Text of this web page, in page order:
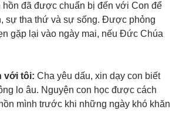
hồn đã được chuẩn bị đến với Con để
sự tha thứ và sự sống. Được phỏng
gặp lại vào ngày mai, nếu Đức Chúa
với tôi: Cha yêu dấu, xin dạy con biết
lo âu. Nguyện con học được cách
mình trước khi những ngày khó khăn